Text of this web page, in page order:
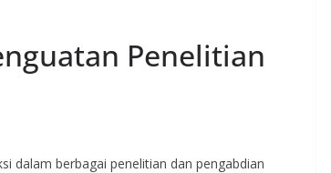
Penelitian
dalam berbagai penelitian dan pengabdian